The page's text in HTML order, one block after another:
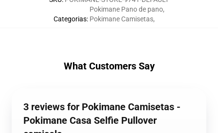
Categorias:
Pokimane Pano de pano,
Pokimane Camisetas,
What Customers Say
3 reviews for Pokimane Camisetas -
Pokimane Casa Selfie Pullover